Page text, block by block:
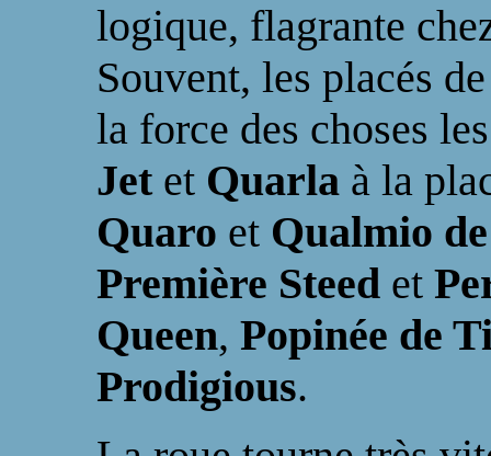
logique, flagrante
Souvent, les placés
la force des choses
Jet et Quarla à la
Quaro et Qualmio
Première Steed et
Queen, Popinée de
Prodigious.